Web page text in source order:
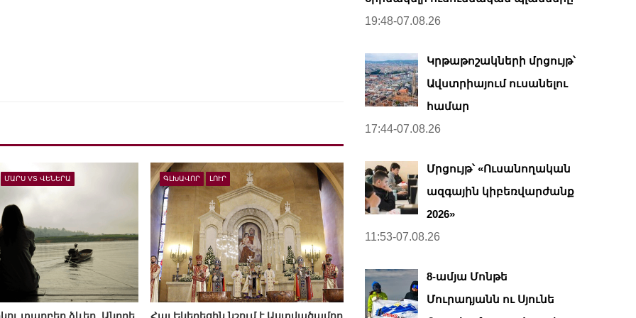
ՄԱՐՍ VS ՎԵՆԵՐԱ ԳԼԽԱՎՈՐ ԼՈՒՐ
19:48-07.08.26
Կրթաթոշակների մրցույթ՝
Ավստրիայում ուսանելու
համար
17:44-07.08.26
Մրցույթ՝ «Ուսանողական
ազգային կիբեռվարժանք
2026»
11:53-07.08.26
8-ամյա Մոնթե
Մուրադյանն ու Սյունե